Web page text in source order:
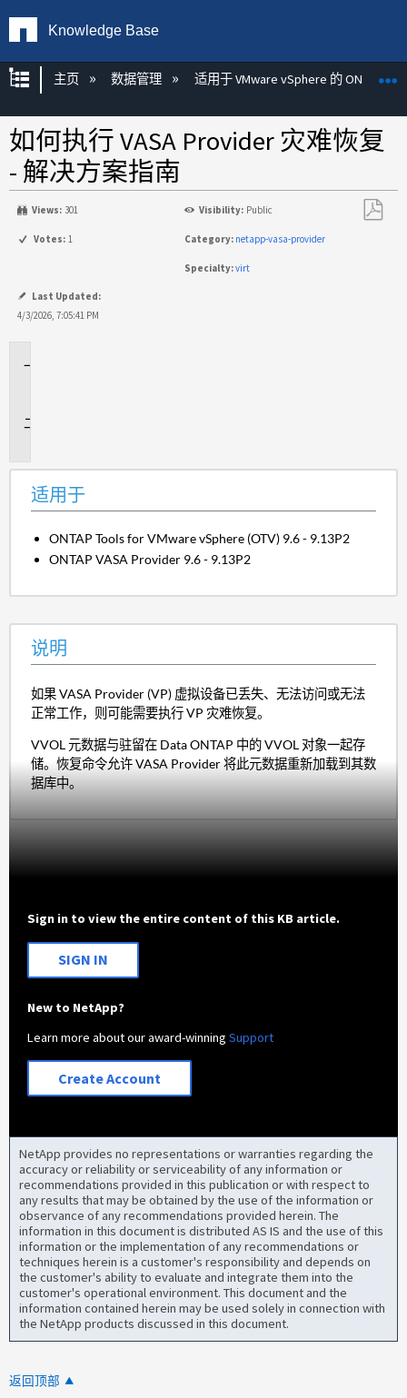
Knowledge Base
扩展/隐缩全局层次
主页 数据管理 适用于 VMware vSphere 的 ONTAP 工
如何执行 VASA Provider 灾难恢复
- 解决方案指南
Views: 301 Visibility: Public
Votes: 1 Category: netapp-vasa-provider
Specialty:virt
Last Updated:
4/3/2026, 7:05:41 PM
适用于
ONTAP Tools for VMware vSphere (OTV) 9.6 - 9.13P2
ONTAP VASA Provider 9.6 - 9.13P2
说明
如果 VASA Provider (VP) 虚拟设备已丢失、无法访问或无法
正常工作，则可能需要执行 VP 灾难恢复。
VVOL 元数据与驻留在 Data ONTAP 中的 VVOL 对象一起存
储。恢复命令允许 VASA Provider 将此元数据重新加载到其数
据库中。
Sign in to view the entire content of this KB article.
SIGN IN
New to NetApp?
Learn more about our award-winningSupport
Create Account
NetApp provides no representations or warranties regarding the
accuracy or reliability or serviceability of any information or
recommendations provided in this publication or with respect to
any results that may be obtained by the use of the information or
observance of any recommendations provided herein. The
information in this document is distributed AS IS and the use of this
information or the implementation of any recommendations or
techniques herein is a customer's responsibility and depends on
the customer's ability to evaluate and integrate them into the
customer's operational environment. This document and the
information contained herein may be used solely in connection with
the NetApp products discussed in this document.
返回顶部